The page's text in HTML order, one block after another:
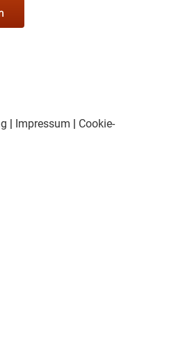
| Impressum | Cookie-